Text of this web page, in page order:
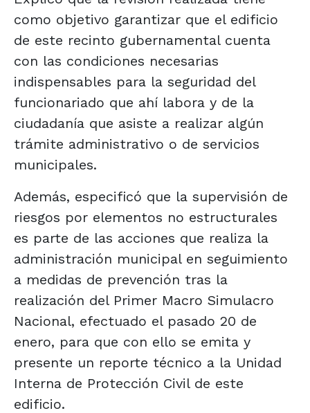
como objetivo garantizar que el edificio
de este recinto gubernamental cuenta
con las condiciones necesarias
indispensables para la seguridad del
funcionariado que ahí labora y de la
ciudadanía que asiste a realizar algún
trámite administrativo o de servicios
municipales.
Además, especificó que la supervisión de
riesgos por elementos no estructurales
es parte de las acciones que realiza la
administración municipal en seguimiento
a medidas de prevención tras la
realización del Primer Macro Simulacro
Nacional, efectuado el pasado 20 de
enero, para que con ello se emita y
presente un reporte técnico a la Unidad
Interna de Protección Civil de este
edificio.